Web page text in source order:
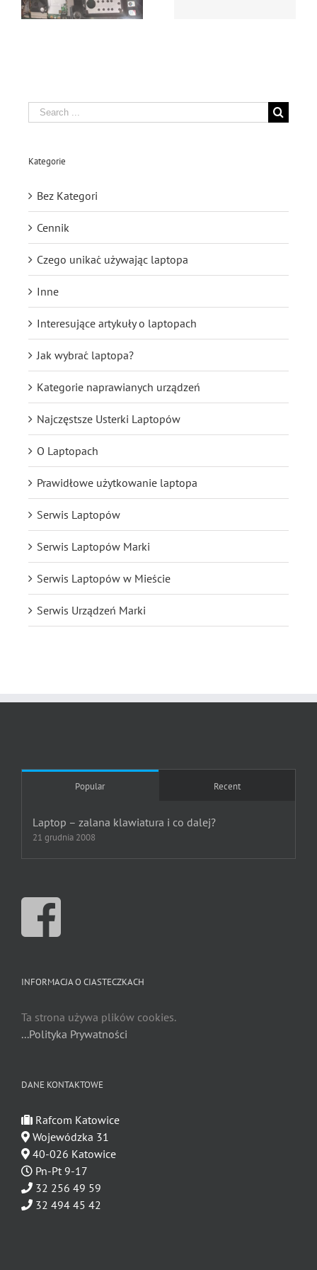
Search
for:
Kategorie
Bez Kategori
Cennik
Czego unikać używając laptopa
Inne
Interesujące artykuły o laptopach
Jak wybrać laptopa?
Kategorie naprawianych urządzeń
Najczęstsze Usterki Laptopów
O Laptopach
Prawidłowe użytkowanie laptopa
Serwis Laptopów
Serwis Laptopów Marki
Serwis Laptopów w Mieście
Serwis Urządzeń Marki
Popular Recent
Laptop – zalana klawiatura i co dalej?
21 grudnia 2008
INFORMACJA O CIASTECZKACH
Ta strona używa plików cookies.
...Polityka Prywatności
DANE KONTAKTOWE
Rafcom Katowice
Wojewódzka 31
40-026 Katowice
Pn-Pt 9-17
32 256 49 59
32 494 45 42